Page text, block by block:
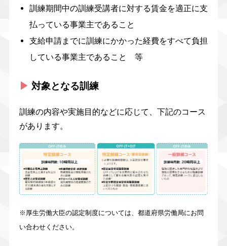
訓練期間中の訓練受講者に対する賃金を適正に支
払っている事業主であること
支給申請までに訓練にかかった経費をすべて負担
している事業主であること 等
▶︎ 対象となる訓練
訓練の内容や実施目的などに応じて、下記のコース
があります。
※厚生労働大臣の認定制度については、都道府県労働局にお問
い合わせください。